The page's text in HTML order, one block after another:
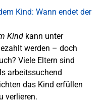
Kind kann unter
werden – doch
Viele Eltern sind
arbeitssuchend
das Kind erfüllen
verlieren.